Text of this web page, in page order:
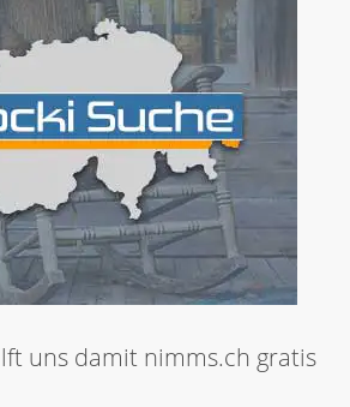
uns damit nimms.ch gratis